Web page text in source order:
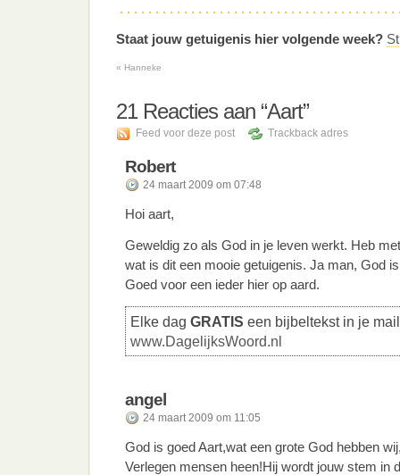
Staat jouw getuigenis hier volgende week?
« Hanneke
21Reacties aan “Aart”
Feed voor deze post Trackback adres
Robert
24 maart 2009 om 07:48
Hoi aart,
Geweldig zo als God in je leven werkt. Heb
wat is dit een mooie getuigenis. Ja man, God
Goed voor een ieder hier op aard.
Elke dag GRATIS een bijbeltekst in je
www.DagelijksWoord.nl
angel
24 maart 2009 om 11:05
God is goed Aart,wat een grote God hebben
Verlegen mensen heen!Hij wordt jouw stem in